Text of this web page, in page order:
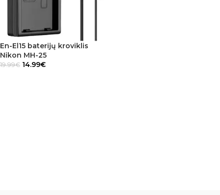
En-El15 baterijų kroviklis
Nikon MH-25
19.99€ 14.99€